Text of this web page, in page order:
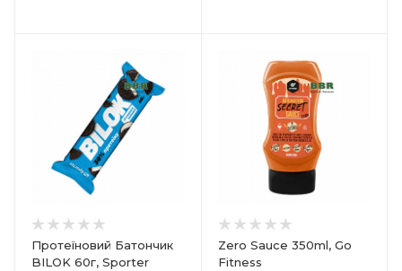
Протеїновий Батончик
BILOK 60г, Sporter
Zero Sauce 350ml, Go
Fitness